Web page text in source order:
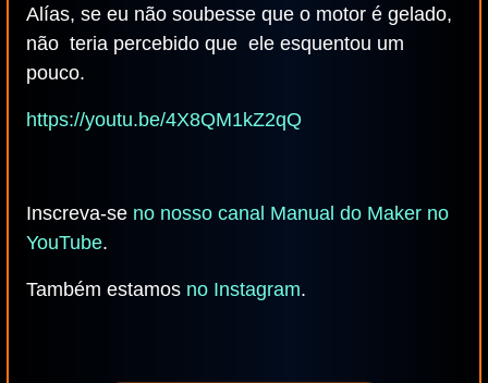
Alías, se eu não soubesse que o motor é gelado,
não teria percebido que ele esquentou um
pouco.
https://youtu.be/4X8QM1kZ2qQ
Inscreva-se no nosso canal Manual do Maker no
YouTube.
Também estamos no Instagram.